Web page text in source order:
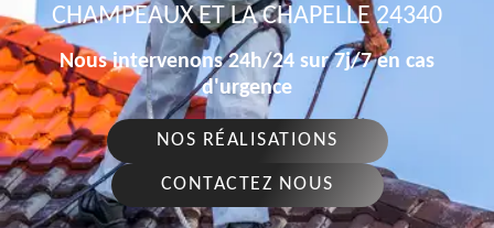
CHAMPEAUX ET LA CHAPELLE 24340
Nous intervenons 24h/24 sur 7j/7 en cas
d'urgence
NOS RÉALISATIONS
CONTACTEZ NOUS